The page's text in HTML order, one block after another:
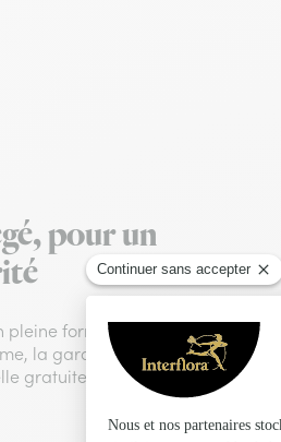
pour un
forme, il voyagera dans un
la garantie Satisfait ou Relivré
gratuitement !